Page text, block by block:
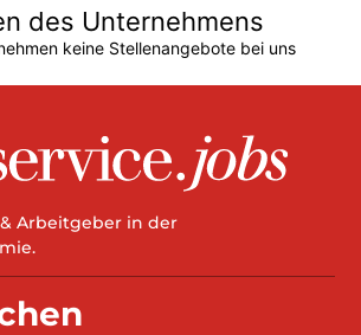
des Unternehmens
keine Stellenangebote bei uns
Arbeitgeber in der